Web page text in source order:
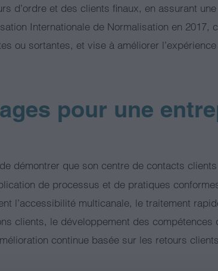
d’ordre et des clients finaux, en assurant
Internationale de Normalisation en 2017,
ou sortantes, et vise à améliorer
pour une
démontrer que son centre de contacts
de processus et de pratiques
l’accessibilité multicanale, le traitement
clients, le développement des
continue basée sur les retours